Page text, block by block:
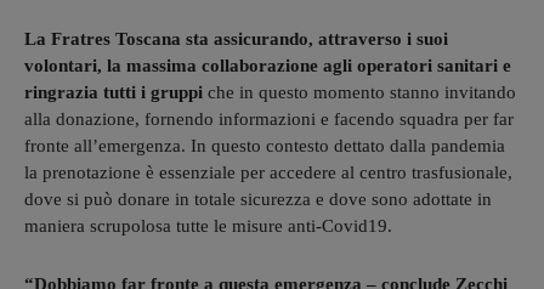
La Fratres Toscana sta assicurando, attraverso i suoi
volontari, la massima collaborazione agli operatori sanitari e
ringrazia tutti i gruppi che in questo momento stanno invitando
alla donazione, fornendo informazioni e facendo squadra per far
fronte all’emergenza. In questo contesto dettato dalla pandemia
la prenotazione è essenziale per accedere al centro trasfusionale,
dove si può donare in totale sicurezza e dove sono adottate in
maniera scrupolosa tutte le misure anti-Covid19.
“Dobbiamo far fronte a questa emergenza – conclude Zecchi